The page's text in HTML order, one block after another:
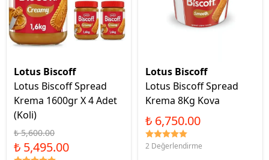
Lotus Biscoff
Lotus Biscoff Spread
Krema 1600gr X 4 Adet
(Koli)
₺ 5,600.00
₺ 5,495.00
Lotus Biscoff
Lotus Biscoff Spread
Krema 8Kg Kova
₺ 6,750.00
2 Değerlendirme